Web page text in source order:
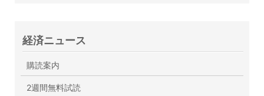
経済ニュース
購読案内
2週間無料試読